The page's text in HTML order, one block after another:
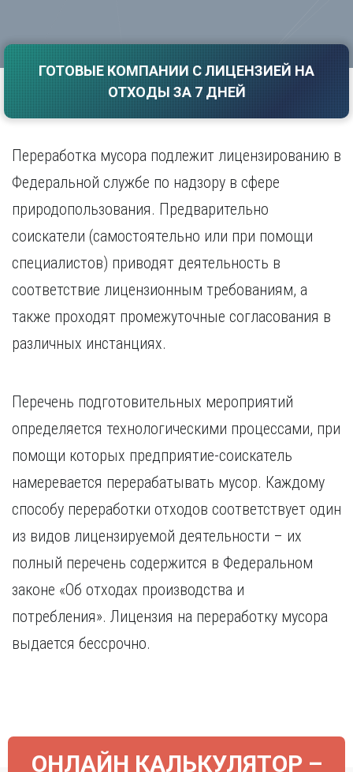
Е
Екатеринбург
И
Ижевск
Иркутск
К
Калининград
Калуга
Кемерово
Краснодар
Красноярск
Л
Липецк
М
Магнитогорск
Махачкала
Мурманск
Н
Набережные Челны
Нижний Новгород
Нижний Тагил
Новосибирск
Смоленск
Сочи
Тамбов
Тверь
Томск
Тула
У
Ульяновск
Хабаровск
Ч
Челябинск
Череповец
Чита
Я
Ярославль
ГОТОВЫЕ КОМПАНИИ С ЛИЦЕНЗИЕЙ НА
ОТХОДЫ ЗА 7 ДНЕЙ
Переработка мусора подлежит лицензированию в
Федеральной службе по надзору в сфере
природопользования. Предварительно
соискатели (самостоятельно или при помощи
специалистов) приводят деятельность в
соответствие лицензионным требованиям, а
также проходят промежуточные согласования в
различных инстанциях.
Перечень подготовительных мероприятий
определяется технологическими процессами, при
помощи которых предприятие-соискатель
намеревается перерабатывать мусор. Каждому
способу переработки отходов соответствует один
из видов лицензируемой деятельности – их
полный перечень содержится в Федеральном
законе «Об отходах производства и
потребления». Лицензия на переработку мусора
выдается бессрочно.
ОНЛАЙН КАЛЬКУЛЯТОР –